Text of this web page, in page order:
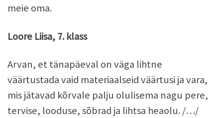
meie oma.
Loore Liisa, 7. klass
Arvan, et tänapäeval on väga lihtne
väärtustada vaid materiaalseid väärtusi ja vara,
mis jätavad kõrvale palju olulisema nagu pere,
tervise, looduse, sõbrad ja lihtsa heaolu. /…/